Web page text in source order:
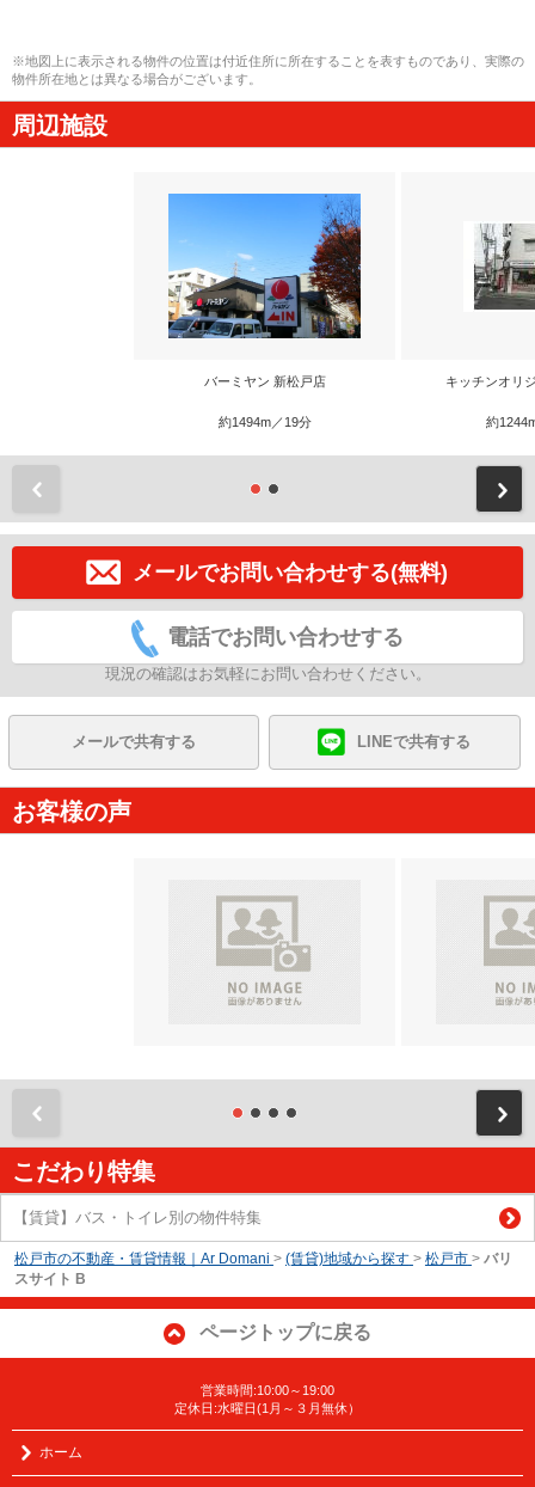
※地図上に表示される物件の位置は付近住所に所在することを表すものであり、実際の
物件所在地とは異なる場合がございます。
周辺施設
バーミヤン 新松戸店
約1494m／19分
キッチンオリ
約
メールでお問い合わせする(無料)
電話でお問い合わせする
現況の確認はお気軽にお問い合わせください。
メールで共有する LINEで共有する
お客様の声
こだわり特集
【賃貸】バス・トイレ別の物件特集
松戸市の不動産・賃貸情報｜Ar Domani > (賃貸)地域から探す > 松戸市 > バリ
スサイト B
ページトップに戻る
営業時間:10:00～19:00
定休日:水曜日(1月～３月無休）
ホーム